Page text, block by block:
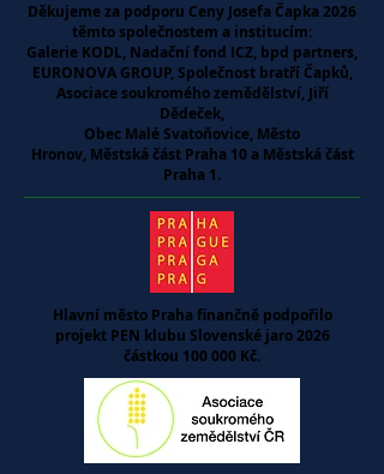
Děkujeme za podporu Ceny Josefa Čapka 2026
těmto společnostem a institucím:
Galerie KODL, Nadační fond ICZ, bpd partners,
EURONOVA GROUP, Společnost bratří Čapků,
Asociace soukromého zemědělství, Jiří
Dědeček,
Obec Malé Svatoňovice, Město
Hronov,Městská část Praha 10 a Městská část
Praha 1.
Hlavní město Praha finančně podpořilo
projekt PEN klubu Slovenské jaro 2026
částkou 100 000 Kč.